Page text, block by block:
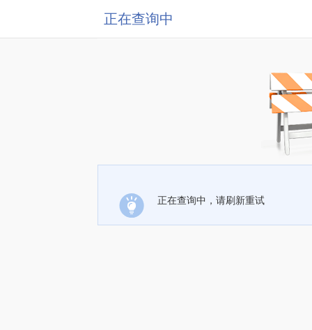
正在查询中
正在查询中，请刷新重试